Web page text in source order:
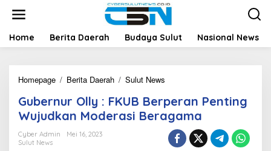
t
Home Berita Daerah Budaya Sulut Nasional News
Homepage / Berita Daerah / Sulut News
b
e
r
n
u
Gubernur Olly : FKUB Berperan Penting
Wujudkan Moderasi Beragama
Cyber Admin
Mei 16, 2023
Sulut News